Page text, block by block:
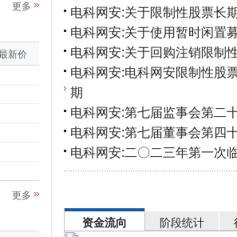
更多
新价
更多
电科网安:关于限制性股票长
电科网安:关于使用暂时闲置
电科网安:关于回购注销限制
电科网安:电科网安限制性股
期
电科网安:第七届监事会第二
电科网安:第七届董事会第四
电科网安:二〇二三年第一次
资金流向 阶段统计